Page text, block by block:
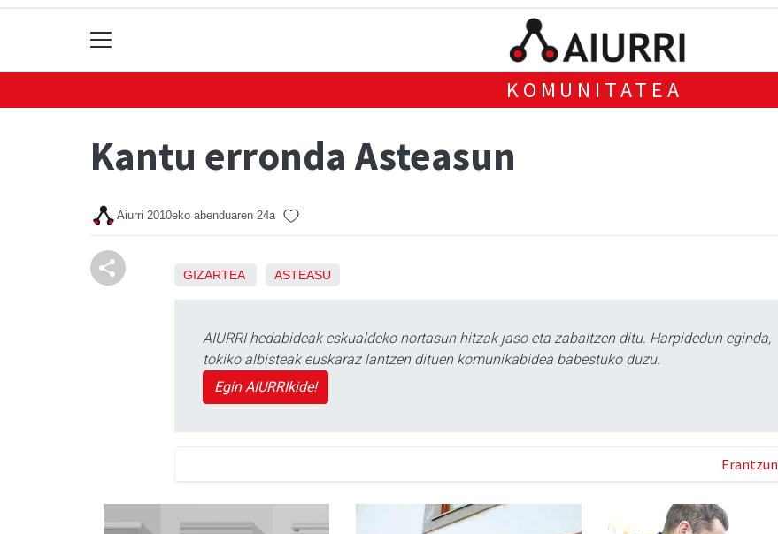
KOMUNITATEA
Kantu erronda Asteasun
Aiurri 2010eko abenduaren 24a
GIZARTEA ASTEASU
AIURRI hedabideak eskualdeko nortasun hitzak jaso eta zabaltzen ditu. Harpidedun eginda,
tokiko albisteak euskaraz lantzen dituen komunikabidea babestuko duzu.
Egin AIURRIkide!
Erantzun